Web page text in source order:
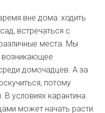
вне дома: ходить
встречаться с
места. Мы
домочадцев. А за
потому
В условиях карантина
может начать расти.